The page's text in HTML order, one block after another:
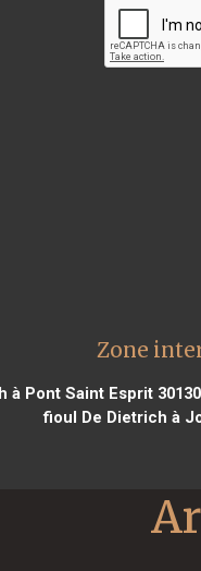
Zone
Pont Saint Esprit 30130
fioul De Dietrich à